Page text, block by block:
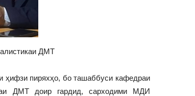
ДМТ
ҳифзи пиряхҳо, бо ташаббуси кафедраи
ДМТ доир гардид, сарходими МДИ